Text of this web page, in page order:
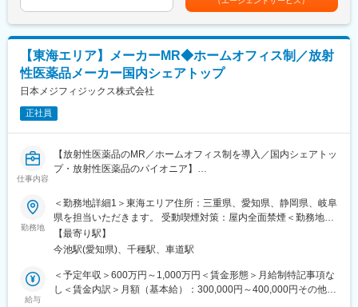
変更の範囲：会社の定める業務
が最大の魅力であり、医療現場経験のある方の視点は大きな強み
直帰も可能。
※医療機器の知識・営業経験は入社後に丁寧にお教えしますのでご
安心ください。
■研修体制：
入社時研修＋配属後のOJTで、未経験からでもしっかり成長でき
る環境です。
業界未経験者や元医療従事者の入社実績もあり、階層別研修やス
キルアップ研修も豊富。着実に営業として専門性を高められま
す。
■働きやすさ：
・残業月平均20h程度
・土日祝休み／年間休日124日(2025年度実績)
・緊急対応は基本なし
・住宅手当・扶養手当あり
・産休育休：女性取得率100%、男性も多数取得
月）■賞与：年2回（3月・9月／※過去実績：4.4ヶ月）賃金はあく
までも目安の金額であり、選考を通じて上下する可能性がありま
す。月給(月額)は固定手当を含めた表記です。
【東海エリア】メーカーMR◆ホームオフィス制／放射
性医薬品メーカー国内シェアトップ
日本メジフィジックス株式会社
正社員
仕事内容
【放射性医薬品のMR／ホームオフィス制を導入／国内シェアトッ
プ・放射性医薬品のパイオニア】
【はじめに】
今回は、放射性医薬品（診断薬）のMRを募集します。SPECT検
査やPET検査を中心とした核医学と呼ばれる画像診断に関わる
「放射性医薬品」の情報提供を行います。
【魅力ポイント】
■やりがい：
勤務地
＜勤務地詳細1＞東海エリア住所：三重県、愛知県、静岡県、岐阜
県を担当いただきます。 受動喫煙対策：屋内全面禁煙＜勤務地詳
細2＞名古屋支店住所：愛知県名古屋市千種区内山3丁目7番3号
（ＮＴＰプラザ千種内山5階）勤務地最寄駅：名古屋市営地下鉄東
める事業所（リモートワーク含む）
【最寄り駅】
今池駅(愛知県)、千種駅、車道駅
給与
＜予定年収＞600万円～1,000万円＜賃金形態＞月給制特記事項な
し＜賃金内訳＞月額（基本給）：300,000円～400,000円その他固